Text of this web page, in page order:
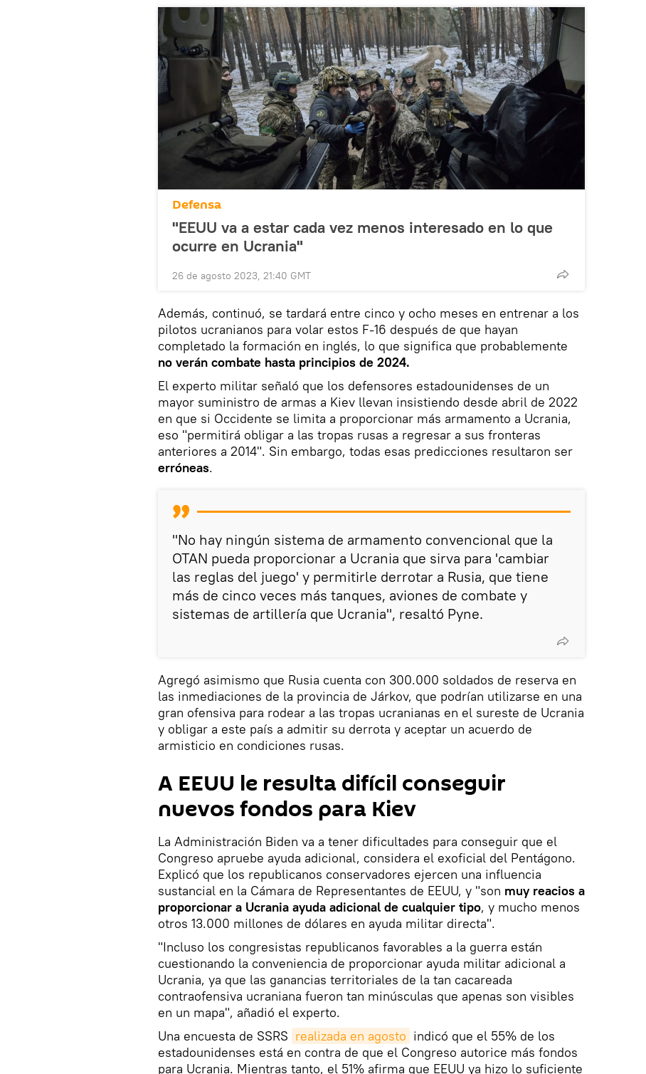
Defensa
"EEUU va a estar cada vez menos interesado en lo que
ocurre en Ucrania"
26 de agosto 2023, 21:40 GMT
Además, continuó, se tardará entre cinco y ocho meses en entrenar a los
pilotos ucranianos para volar estos F-16 después de que hayan
completado la formación en inglés, lo que significa que probablemente
no verán combate hasta principios de 2024.
El experto militar señaló que los defensores estadounidenses de un
mayor suministro de armas a Kiev llevan insistiendo desde abril de 2022
en que si Occidente se limita a proporcionar más armamento a Ucrania,
eso "permitirá obligar a las tropas rusas a regresar a sus fronteras
anteriores a 2014". Sin embargo, todas esas predicciones resultaron ser
erróneas.
"No hay ningún sistema de armamento convencional que la
OTAN pueda proporcionar a Ucrania que sirva para 'cambiar
las reglas del juego' y permitirle derrotar a Rusia, que tiene
más de cinco veces más tanques, aviones de combate y
sistemas de artillería que Ucrania", resaltó Pyne.
Agregó asimismo que Rusia cuenta con 300.000 soldados de reserva en
las inmediaciones de la provincia de Járkov, que podrían utilizarse en una
gran ofensiva para rodear a las tropas ucranianas en el sureste de Ucrania
y obligar a este país a admitir su derrota y aceptar un acuerdo de
armisticio en condiciones rusas.
A EEUU le resulta difícil conseguir
nuevos fondos para Kiev
La Administración Biden va a tener dificultades para conseguir que el
Congreso apruebe ayuda adicional, considera el exoficial del Pentágono.
Explicó que los republicanos conservadores ejercen una influencia
sustancial en la Cámara de Representantes de EEUU, y "son muy reacios a
proporcionar a Ucrania ayuda adicional de cualquier tipo, y mucho menos
otros 13.000 millones de dólares en ayuda militar directa".
"Incluso los congresistas republicanos favorables a la guerra están
cuestionando la conveniencia de proporcionar ayuda militar adicional a
Ucrania, ya que las ganancias territoriales de la tan cacareada
contraofensiva ucraniana fueron tan minúsculas que apenas son visibles
en un mapa", añadió el experto.
Una encuesta de SSRS realizada en agosto indicó que el 55% de los
estadounidenses está en contra de que el Congreso autorice más fondos
para Ucrania. Mientras tanto, el 51% afirma que EEUU ya hizo lo suficiente